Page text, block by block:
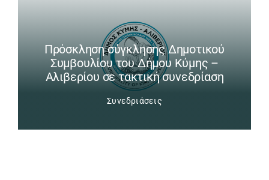
Πρόσκληση σύγκλησης Δημοτικού
Συμβουλίου του Δήμου Κύμης –
Αλιβερίου σε τακτική συνεδρίαση
Συνεδριάσεις